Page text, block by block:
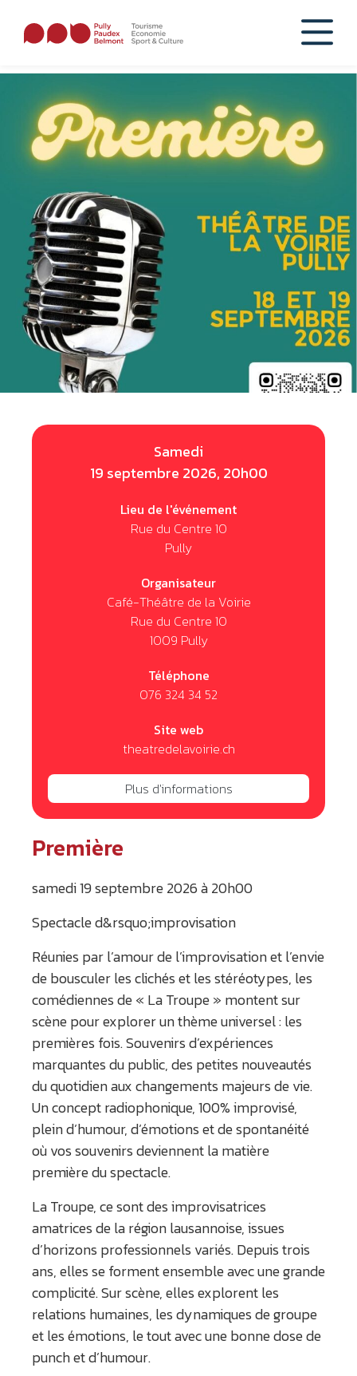
Samedi
19 septembre 2026, 20h00
Lieu de l'événement
Rue du Centre 10
Pully
Organisateur
Café-Théâtre de la Voirie
Rue du Centre 10
1009 Pully
Téléphone
076 324 34 52
Site web
theatredelavoirie.ch
Plus d'informations
Première
samedi 19 septembre 2026 à 20h00
Spectacle d&rsquo;improvisation
Réunies par l’amour de l’improvisation et l’envie
de bousculer les clichés et les stéréotypes, les
comédiennes de « La Troupe » montent sur
scène pour explorer un thème universel : les
premières fois. Souvenirs d’expériences
marquantes du public, des petites nouveautés
du quotidien aux changements majeurs de vie.
Un concept radiophonique, 100% improvisé,
plein d’humour, d’émotions et de spontanéité
où vos souvenirs deviennent la matière
première du spectacle.
La Troupe, ce sont des improvisatrices
amatrices de la région lausannoise, issues
d’horizons professionnels variés. Depuis trois
ans, elles se forment ensemble avec une grande
complicité. Sur scène, elles explorent les
relations humaines, les dynamiques de groupe
et les émotions, le tout avec une bonne dose de
punch et d’humour.